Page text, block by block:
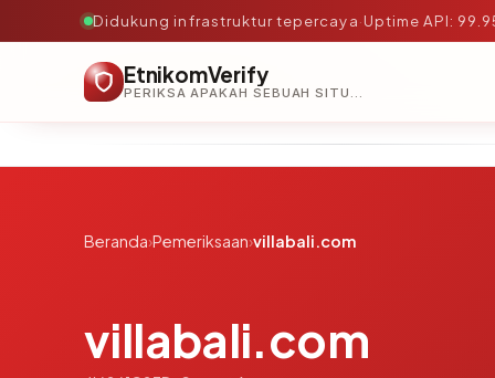
Didukung infrastruktur tepercaya·Uptime API:
EtnikomVerify
PERIKSA APAKAH SEBUAH SITUS AMAN, TEPERCAYA, DAN TERVERIFIKASI DALAM HITUNGAN DETIK.
Beranda›Pemeriksaan›villabali.com
villabali.com